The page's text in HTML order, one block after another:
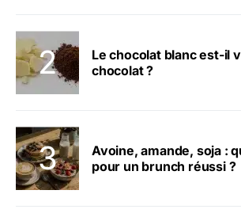
Le chocolat blanc est-il
chocolat ?
Avoine, amande, soja :
pour un brunch réussi ?